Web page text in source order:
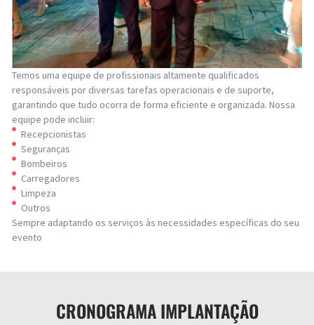
Temos uma equipe de profissionais altamente qualificados
responsáveis por diversas tarefas operacionais e de suporte,
garantindo que tudo ocorra de forma eficiente e organizada. Nossa
equipe pode incluir:
Recepcionistas
Seguranças
Bombeiros
Carregadores
Limpeza
Outros
Sempre adaptando os serviços às necessidades específicas do seu
evento
CRONOGRAMA IMPLANTAÇÃO